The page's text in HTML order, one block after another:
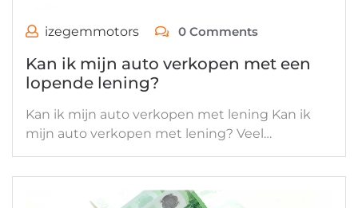
izegemmotors 0 Comments
Kan ik mijn auto verkopen met een
lopende lening?
Kan ik mijn auto verkopen met lening Kan ik
mijn auto verkopen met lening? Veel…